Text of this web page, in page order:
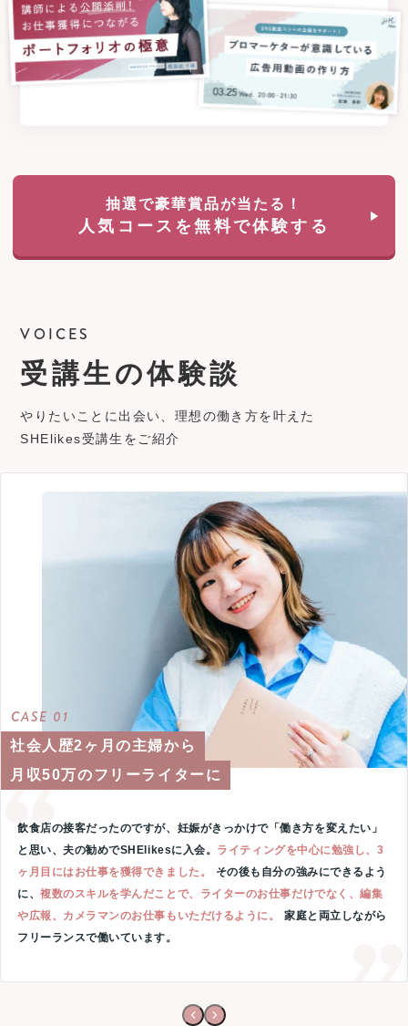
抽選で豪華賞品が当たる！
人気コースを無料で体験する
VOICES
受講生の体験談
やりたいことに出会い、理想の働き方を叶えた
SHElikes受講生をご紹介
CASE 01
社会人歴2ヶ月の主婦から
月収50万のフリーライターに
飲食店の接客だったのですが、妊娠がきっかけで「働き方を変えたい」
と思い、夫の勧めでSHElikesに入会。 ライティングを中心に勉強し、3
ヶ月目にはお仕事を獲得できました。
その後も自分の強みにできるよう
に、複数のスキルを学んだことで、ライターのお仕事だけでなく、編集
や広報、カメラマンのお仕事もいただけるように。
家庭と両立しながら
フリーランスで働いています。